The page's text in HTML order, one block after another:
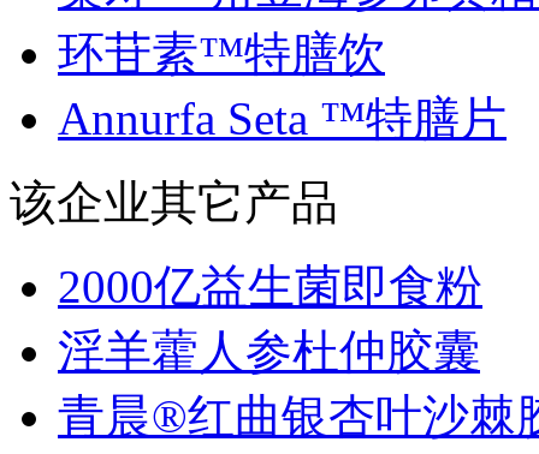
环苷素™特膳饮
Annurfa Seta ™特膳片
该企业其它产品
2000亿益生菌即食粉
淫羊藿人参杜仲胶囊
青晨®红曲银杏叶沙棘